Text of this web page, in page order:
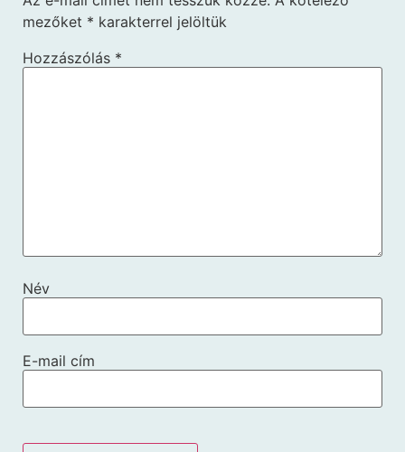
mezőket * karakterrel jelöltük
Hozzászólás *
Név
E-mail cím